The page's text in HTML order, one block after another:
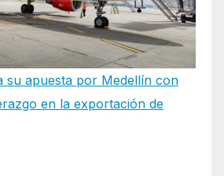
su apuesta por Medellín con
en la exportación de